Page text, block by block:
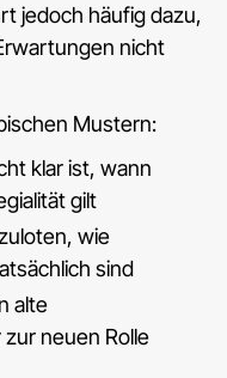
jedoch häufig dazu,
nicht
Mustern:
klar ist, wann
gilt
wie
sind
alte
neuen Rolle